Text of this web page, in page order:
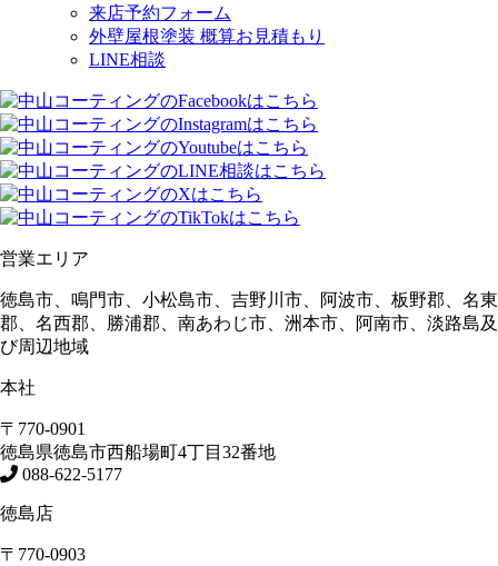
来店予約フォーム
外壁屋根塗装 概算お見積もり
LINE相談
営業エリア
徳島市、鳴門市、小松島市、吉野川市、阿波市、板野郡、名東
郡、名西郡、勝浦郡、南あわじ市、洲本市、阿南市、淡路島及
び周辺地域
本社
〒770-0901
徳島県徳島市西船場町4丁目32番地
088-622-5177
徳島店
〒770-0903